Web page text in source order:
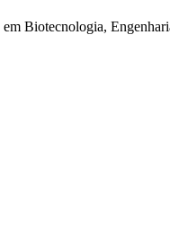
Biotecnologia,